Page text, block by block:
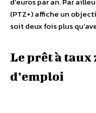
(PTZ+) affiche un
soit deux fois plus
Le prêt à taux
d’emploi